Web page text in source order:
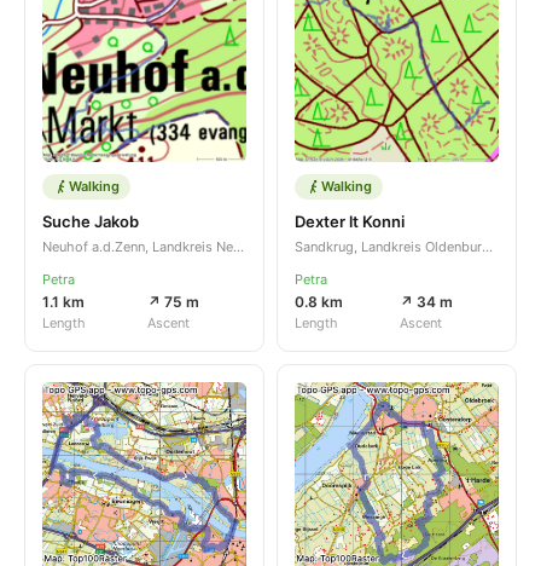
Walking
Suche Jakob
Neuhof a.d.Zenn, Landkreis Neustadt an der Aisch-Bad Windsheim, Bayern, DE
Petra
1.1 km
Length
↗ 75 m
Ascent
Walking
Dexter lt Konni
Sandkrug, Landkreis Oldenburg, Niedersachsen, DE
Petra
0.8 km
Length
↗ 34 m
Ascent